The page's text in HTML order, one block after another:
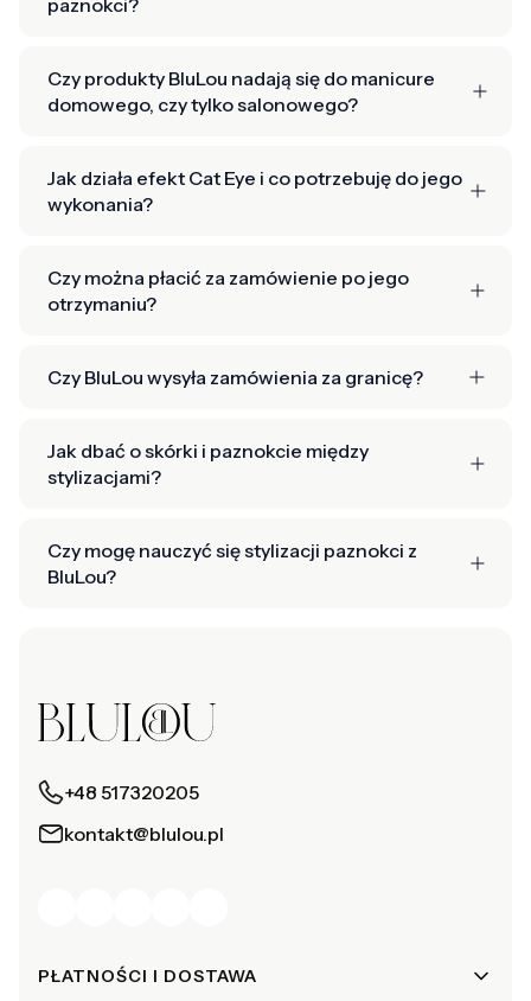
paznokci?
Czy produkty BluLou nadają się do manicure
domowego, czy tylko salonowego?
Jak działa efekt Cat Eye i co potrzebuję do jego
wykonania?
Czy można płacić za zamówienie po jego
otrzymaniu?
Czy BluLou wysyła zamówienia za granicę?
Jak dbać o skórki i paznokcie między
stylizacjami?
Czy mogę nauczyć się stylizacji paznokci z
BluLou?
+48 517320205
kontakt@blulou.pl
Linki w stopce
PŁATNOŚCI I DOSTAWA